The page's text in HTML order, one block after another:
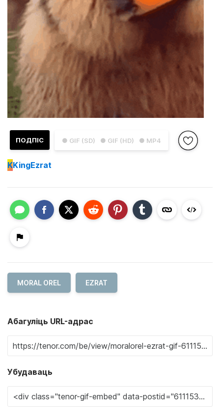
● GIF (SD) ● GIF (HD) ● MP4
ПОДПІС
KKingEzrat
MORAL OREL EZRAT
Абагуліць URL-адрас
Убудаваць